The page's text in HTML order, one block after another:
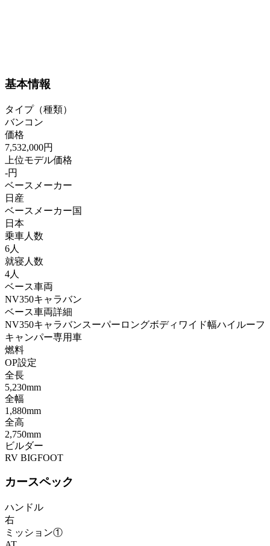
基本情報
タイプ（種類）
バンコン
価格
7,532,000円
上位モデル価格
-円
ベースメーカー
日産
ベースメーカー国
日本
乗車人数
6人
就寝人数
4人
ベース車両
NV350キャラバン
ベース車両詳細
NV350キャラバンスーパーロングボディワイド幅ハイルーフ
キャンパー専用車
燃料
OP設定
全長
5,230mm
全幅
1,880mm
全高
2,750mm
ビルダー
RV BIGFOOT
カースペック
ハンドル
右
ミッション①